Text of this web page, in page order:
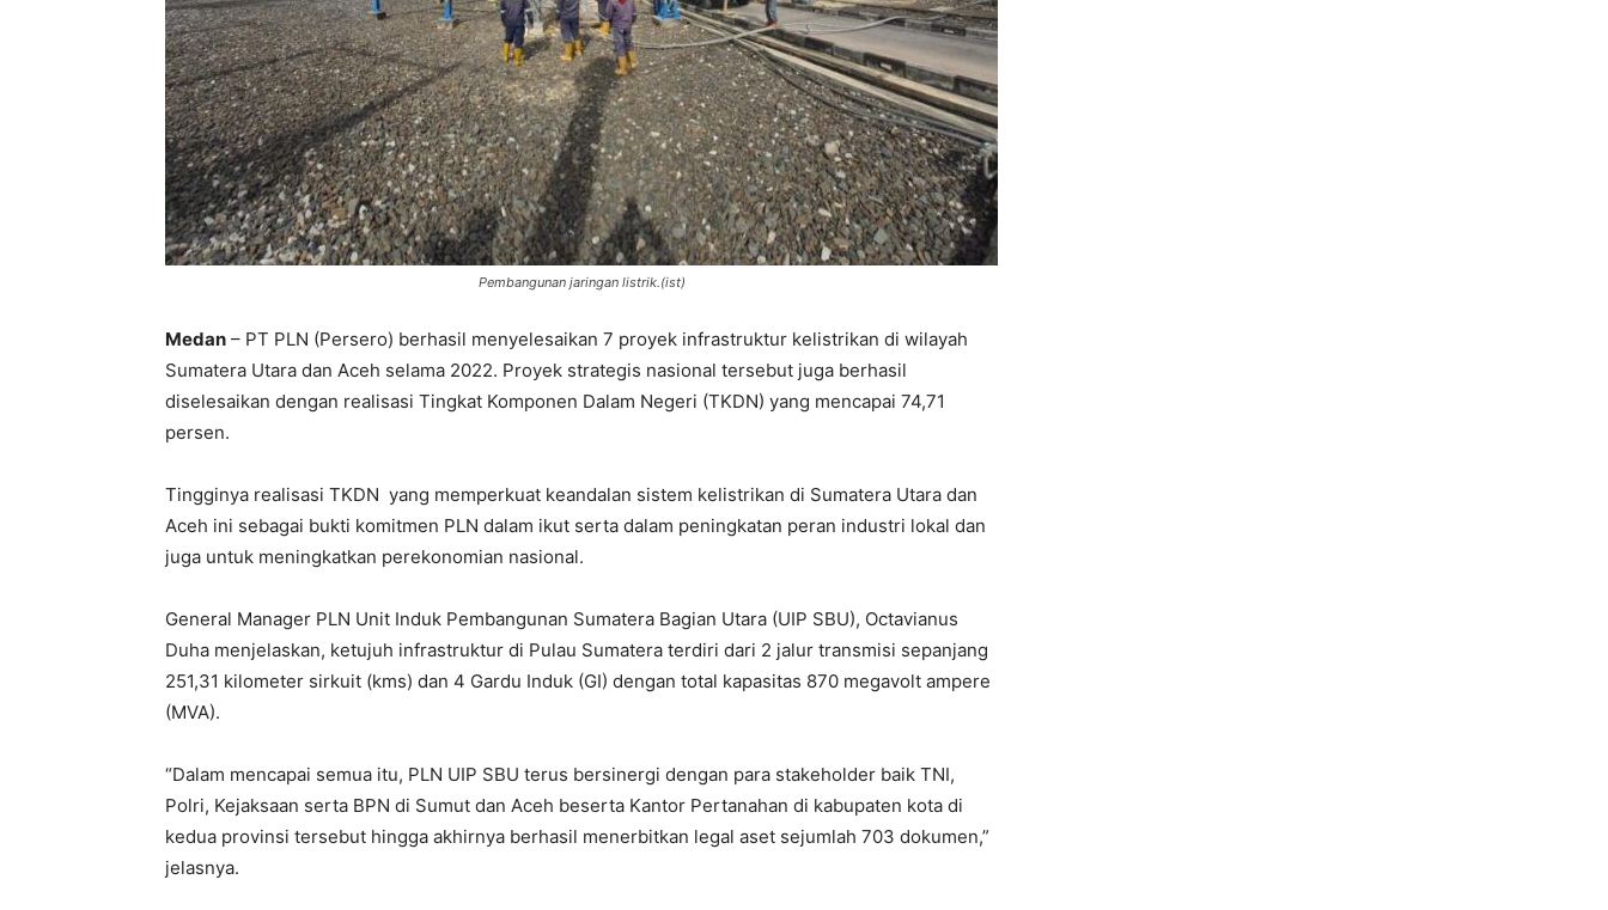
Pembangunan jaringan listrik.(ist)
Medan – PT PLN (Persero) berhasil menyelesaikan 7 proyek infrastruktur kelistrikan di wilayah
Sumatera Utara dan Aceh selama 2022. Proyek strategis nasional tersebut juga berhasil
diselesaikan dengan realisasi Tingkat Komponen Dalam Negeri (TKDN) yang mencapai 74,71
persen.
Tingginya realisasi TKDN yang memperkuat keandalan sistem kelistrikan di Sumatera Utara dan
Aceh ini sebagai bukti komitmen PLN dalam ikut serta dalam peningkatan peran industri lokal dan
juga untuk meningkatkan perekonomian nasional.
General Manager PLN Unit Induk Pembangunan Sumatera Bagian Utara (UIP SBU), Octavianus
Duha menjelaskan, ketujuh infrastruktur di Pulau Sumatera terdiri dari 2 jalur transmisi sepanjang
251,31 kilometer sirkuit (kms) dan 4 Gardu Induk (GI) dengan total kapasitas 870 megavolt ampere
(MVA).
“Dalam mencapai semua itu, PLN UIP SBU terus bersinergi dengan para stakeholder baik TNI,
Polri, Kejaksaan serta BPN di Sumut dan Aceh beserta Kantor Pertanahan di kabupaten kota di
kedua provinsi tersebut hingga akhirnya berhasil menerbitkan legal aset sejumlah 703 dokumen,”
jelasnya.